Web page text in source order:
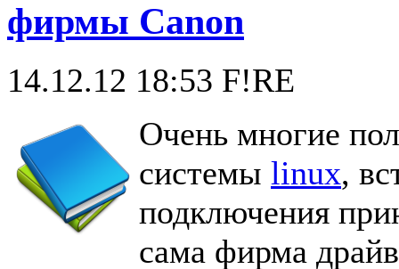
фирмы Canon
14.12.12 18:53 F!RE
Очень многие
системы linux,
подключения
сама фирма